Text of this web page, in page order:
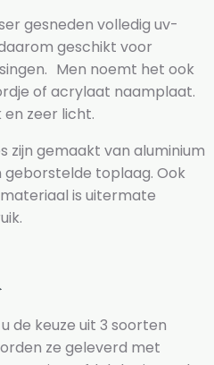
gesneden volledig uv-
geschikt voor
Men noemt het ook
of acrylaat naamplaat.
zeer licht.
zijn gemaakt van aluminium
toplaag. Ook
is uitermate
de keuze uit 3 soorten
ze geleverd met